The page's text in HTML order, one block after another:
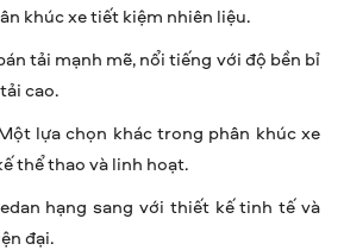
khúc xe tiết kiệm nhiên liệu.
tải mạnh mẽ, nổi tiếng với độ bền bỉ
cao.
lựa chọn khác trong phân khúc xe
thể thao và linh hoạt.
hạng sang với thiết kế tinh tế và
đại.